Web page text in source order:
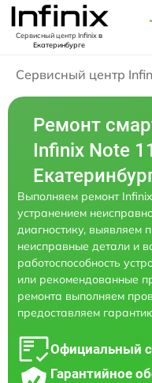
Сервисный центр Infinixв
Екатеринбурге
Сервисный центр
Ремонт
Infinix Note
Выполняем ремонт
устранением
диагностику, выявляем
неисправные детали и
работоспособность
или рекомендованные
ремонта выполняем
предоставляем
Официальный
Гарантийное